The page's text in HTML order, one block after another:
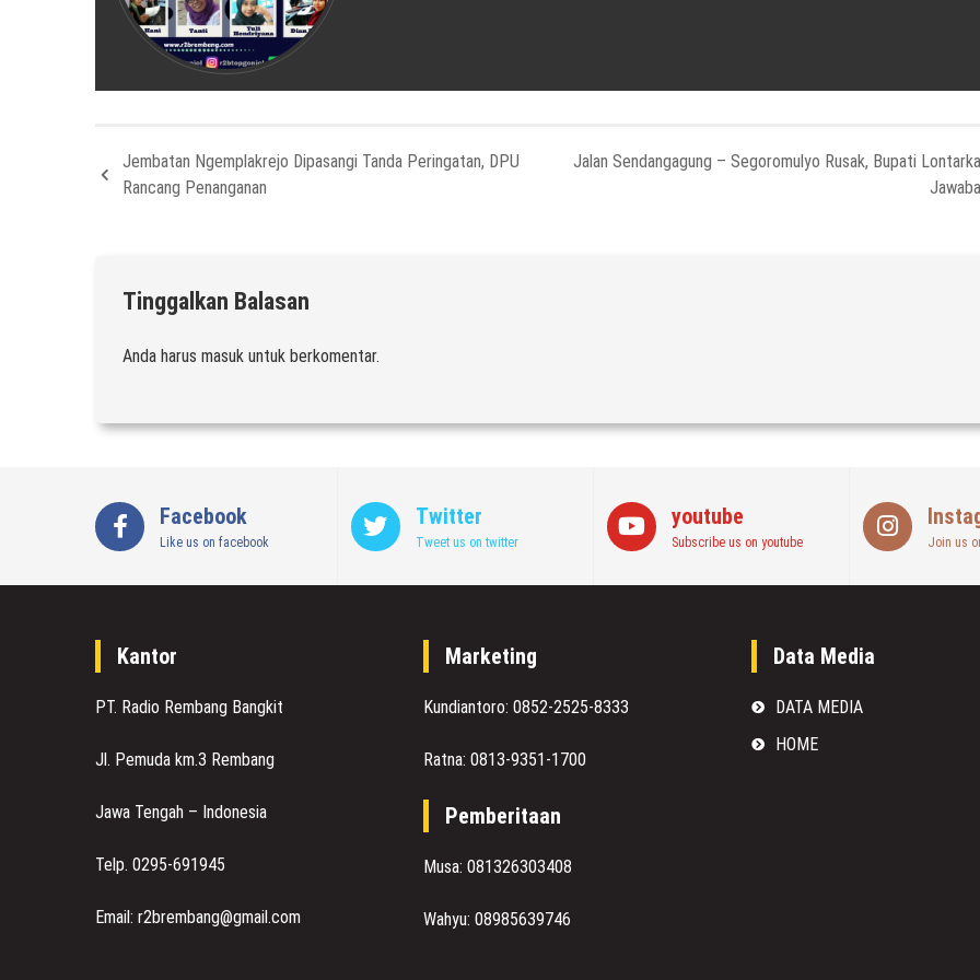
Jembatan Ngemplakrejo Dipasangi Tanda Peringatan, DPU
Rancang Penanganan
Jalan Sendangagung – Segoromulyo Rusak, Bupati
Tinggalkan Balasan
Anda harus masuk untuk berkomentar.
Facebook
Like us on facebook
Twitter
Tweet us on twitter
youtube
Subscribe us on youtube Join us
Kantor
PT. Radio Rembang Bangkit
Jl. Pemuda km.3 Rembang
Jawa Tengah – Indonesia
Telp. 0295-691945
Email: r2brembang@gmail.com
Marketing
Kundiantoro: 0852-2525-8333
Ratna: 0813-9351-1700
Pemberitaan
Musa: 081326303408
Wahyu: 08985639746
Data Media
DATA MEDIA
HOME